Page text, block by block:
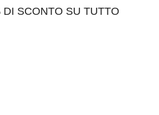
SCONTO SU TUTTO